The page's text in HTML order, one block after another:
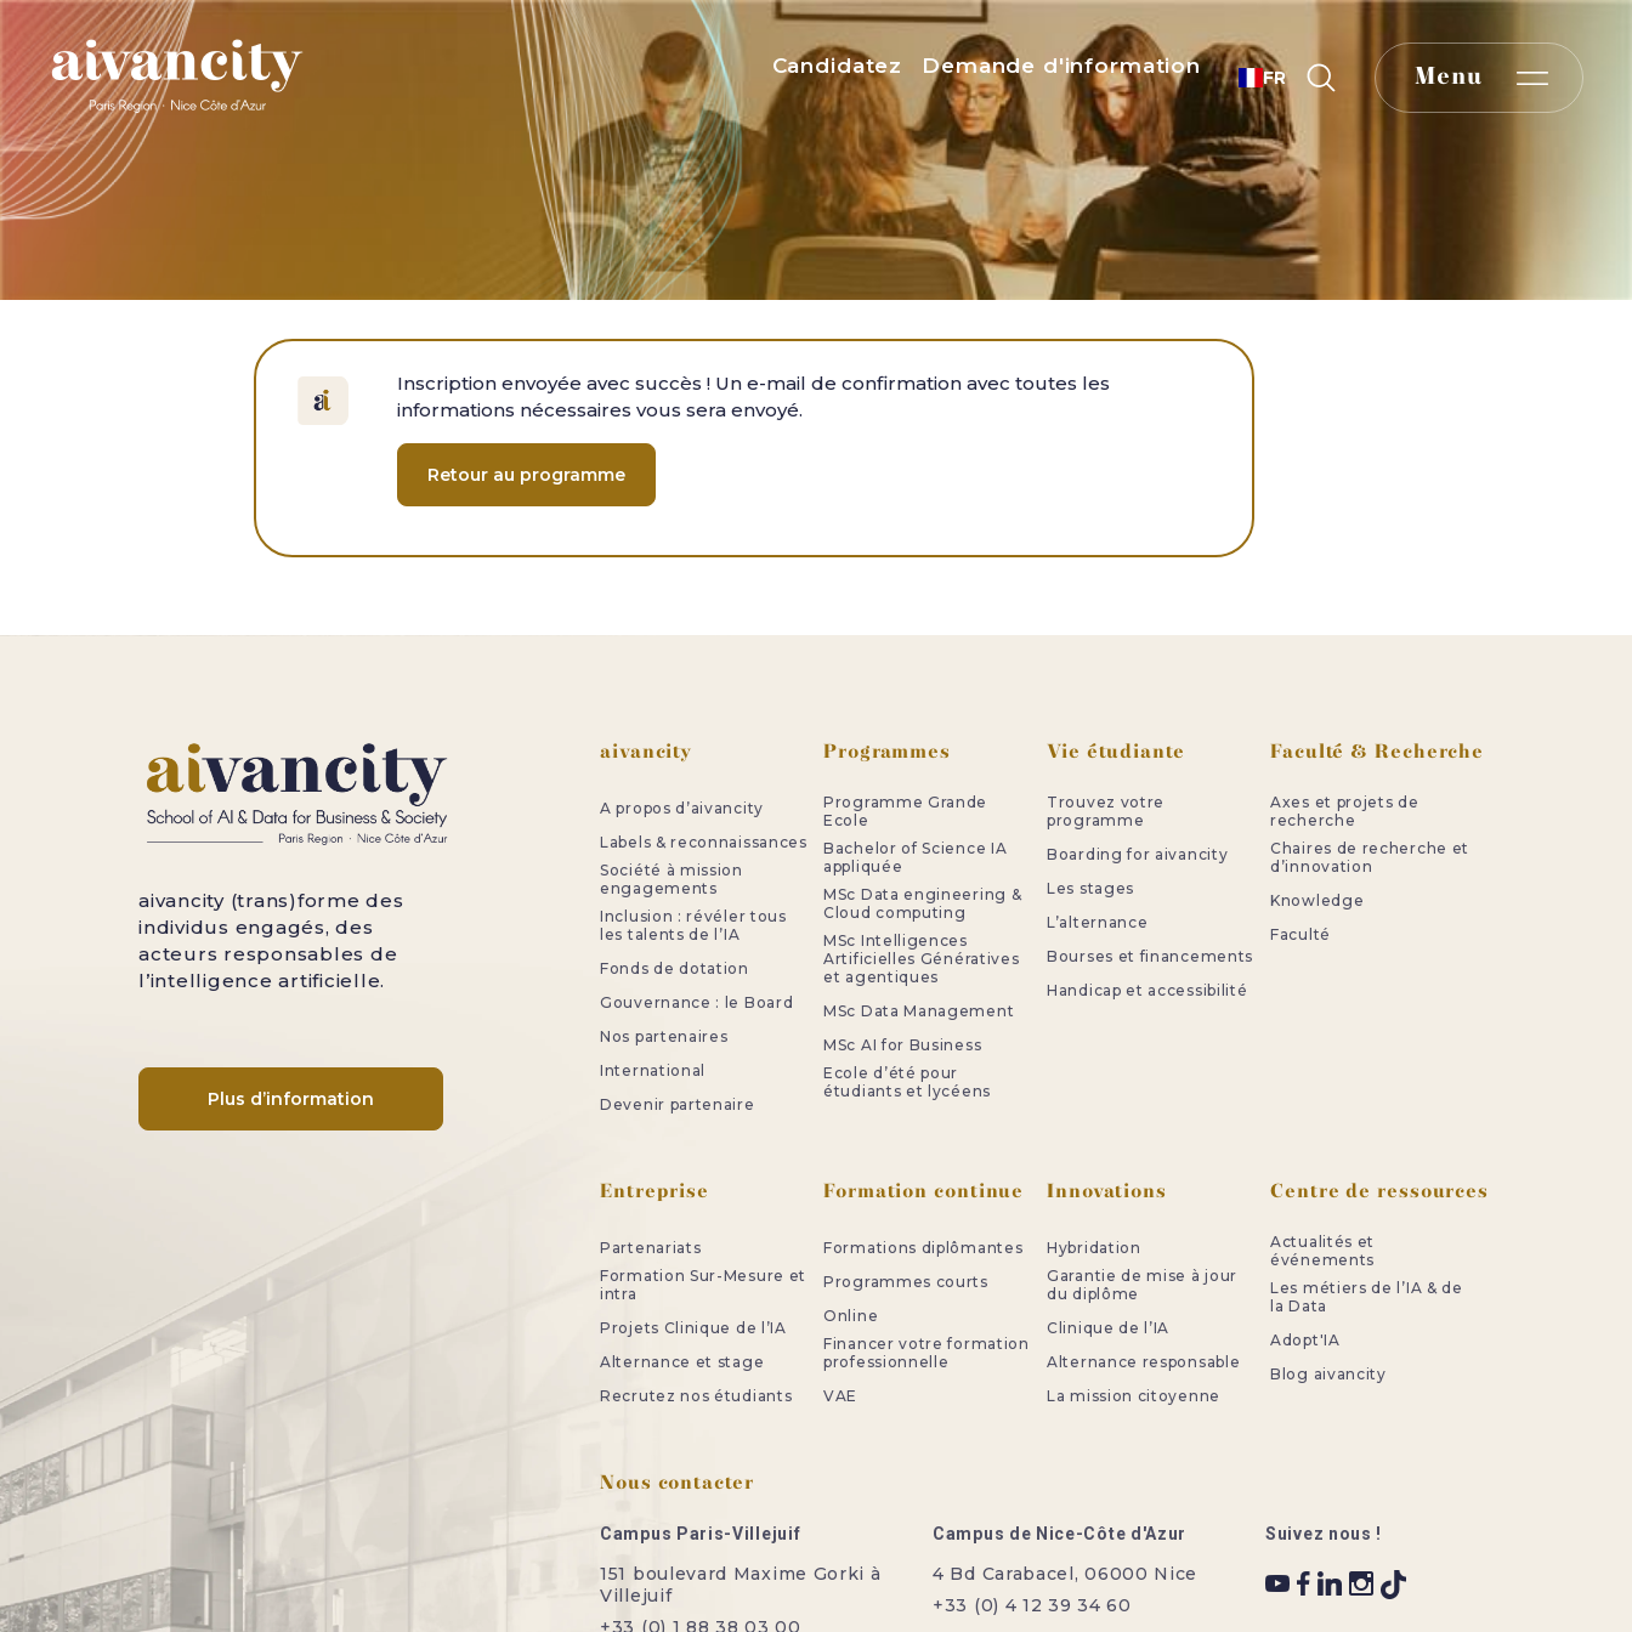
Aller au contenu principal
Menu top
Candidatez Demande d'information FR Menu
Inscription envoyée avec succès ! Un e-mail de confirmation avec toutes les
informations nécessaires vous sera envoyé.
Retour au programme
aivancity (trans)forme des
individus engagés, des
acteurs responsables de
l’intelligence artificielle.
Plus d’information
Pied de page
aivancity
A propos d’aivancity
Labels & reconnaissances
Société à mission
engagements
Inclusion : révéler tous
les talents de l’IA
Fonds de dotation
Gouvernance : le Board
Nos partenaires
International
Devenir partenaire
Programmes
Programme Grande
Ecole
Bachelor of Science IA
appliquée
MSc Data engineering &
Cloud computing
MSc Intelligences
Artificielles Génératives
et agentiques
MSc Data Management
MSc AI for Business
Ecole d’été pour
étudiants et lycéens
Vie étudiante
Trouvez votre
programme
Boarding for aivancity
Les stages
L’alternance
Bourses et financements
Handicap et accessibilité
Faculté & Recherche
Axes et projets de
recherche
Chaires de recherche et
d’innovation
Knowledge
Faculté
Entreprise
Partenariats
Formation Sur-Mesure et
intra
Projets Clinique de l’IA
Alternance et stage
Recrutez nos étudiants
Formation continue
Formations diplômantes
Programmes courts
Online
Financer votre formation
professionnelle
VAE
Innovations
Hybridation
Garantie de mise à jour
du diplôme
Clinique de l’IA
Alternance responsable
La mission citoyenne
Centre de ressources
Actualités et
événements
Les métiers de l’IA & de
la Data
Adopt'IA
Blog aivancity
Nous contacter
Campus Paris-Villejuif
151 boulevard Maxime Gorki à
Villejuif
+33 (0) 1 88 38 03 00
Campus de Nice-Côte d'Azur
4 Bd Carabacel, 06000 Nice
+33 (0) 4 12 39 34 60
Suivez nous !